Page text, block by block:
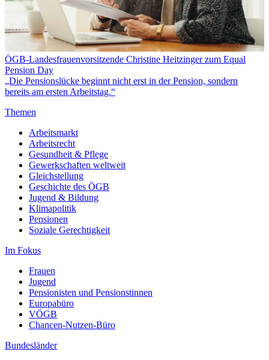
ÖGB-Landesfrauenvorsitzende Christine Heitzinger zum Equal
Pension Day
„Die Pensionslücke beginnt nicht erst in der Pension, sondern
bereits am ersten Arbeitstag.“
Themen
Arbeitsmarkt
Arbeitsrecht
Gesundheit & Pflege
Gewerkschaften weltweit
Gleichstellung
Geschichte des ÖGB
Jugend & Bildung
Klimapolitik
Pensionen
Soziale Gerechtigkeit
Im Fokus
Frauen
Jugend
Pensionisten und Pensionstinnen
Europabüro
VÖGB
Chancen-Nutzen-Büro
Bundesländer